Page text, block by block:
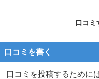
口コミ
口コミを書く
口コミを投稿するために